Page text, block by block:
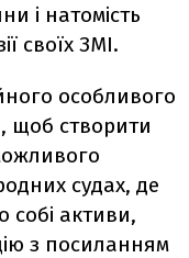
і натомість
своїх ЗМІ.
особливого
щоб створити
судах, де
активи,
з посиланням